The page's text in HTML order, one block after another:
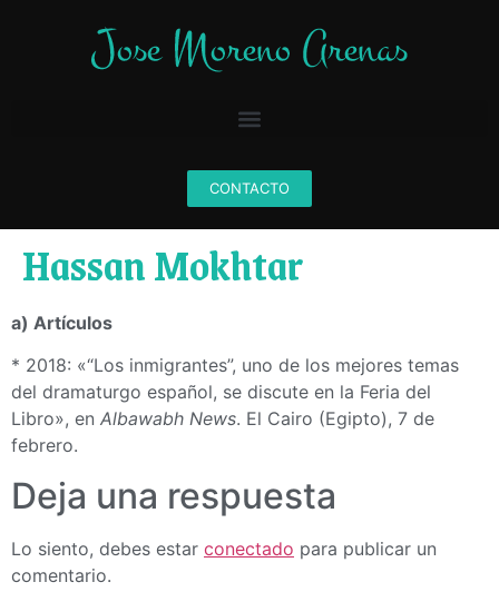
CONTACTO
Hassan Mokhtar
a) Artículos
* 2018: «“Los inmigrantes”, uno de los mejores temas
del dramaturgo español, se discute en la Feria del
Libro», en Albawabh News. El Cairo (Egipto), 7 de
febrero.
Deja una respuesta
Lo siento, debes estar conectado para publicar un
comentario.